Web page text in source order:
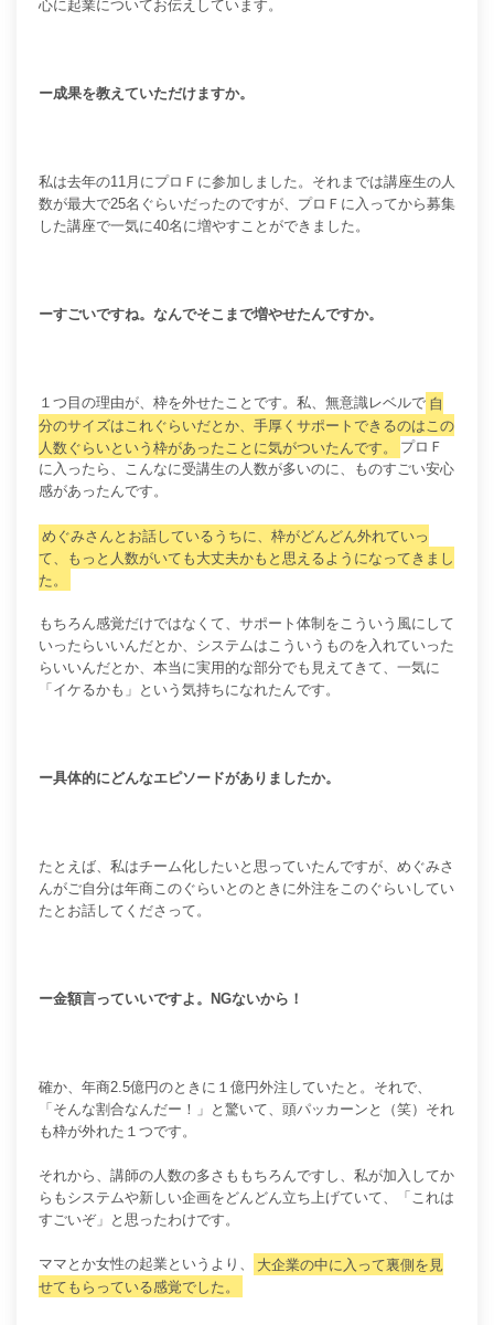
心に起業についてお伝えしています。
ー成果を教えていただけますか。
私は去年の11月にプロＦに参加しました。 それまでは講座生の人
数が最大で25名ぐらいだったのですが、プロＦに入ってから募集
した講座で一気に40名に増やすことができました。
ーすごいですね。なんでそこまで増やせたんですか。
１つ目の理由が、枠を外せたことです。 私、無意識レベルで 自
分のサイズはこれぐらいだとか、手厚くサポートできるのはこの
人数ぐらいという枠があったことに気がついたんです。
プロＦ
に入ったら、こんなに受講生の人数が多いのに、ものすごい安心
感があったんです。
めぐみさんとお話しているうちに、枠がどんどん外れていっ
て、もっと人数がいても大丈夫かもと思えるようになってきまし
た。
もちろん感覚だけではなくて、サポート体制をこういう風にして
いったらいいんだとか、システムはこういうものを入れていった
らいいんだとか、本当に実用的な部分でも見えてきて、一気に
「イケるかも」という気持ちになれたんです。
ー具体的にどんなエピソードがありましたか。
たとえば、私はチーム化したいと思っていたんですが、めぐみさ
んがご自分は年商このぐらいとのときに外注をこのぐらいしてい
たとお話してくださって。
ー金額言っていいですよ。NGないから！
確か、年商2.5億円のときに１億円外注していたと。それで、
「そんな割合なんだー！」と驚いて、頭パッカーンと（笑）それ
も枠が外れた１つです。
それから、講師の人数の多さももちろんですし、私が加入してか
らもシステムや新しい企画をどんどん立ち上げていて、「これは
すごいぞ」と思ったわけです。
ママとか女性の起業というより、
大企業の中に入って裏側を見
せてもらっている感覚でした。